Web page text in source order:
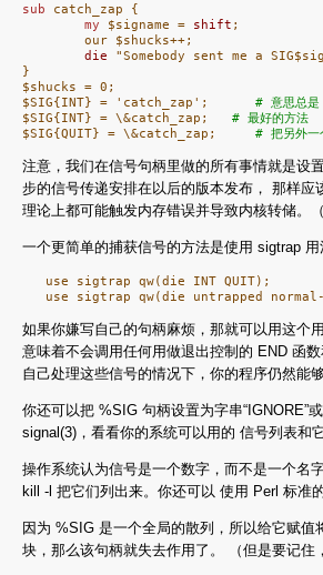
sub catch_zap {
my $signame = shift ;
        our $shucks++;
die "Somebody sent me a
}
$shucks = 0;
$SIG{INT} = 'catch_zap'; # 意思总
$SIG{INT} = \&catch_zap; # 最好的方法
$SIG{QUIT} = \&catch_zap; # 把另外一
注意，我们在信号句柄里做的所有事情就是设
步的信号传递安排在以后的版本发布， 那样
理论上都可能触发内存错误并导致内核转储。
一个更简单的捕获信号的方法是使用 sigtrap 用
   use sigtrap qw(die INT QUIT);
如果你嫌写自己的句柄麻烦，那就可以用这个
意味着不会调用任何用做退出控制的 END 函
自己处理这些信号的情况下，你的程序仍然能
你还可以把 %SIG 句柄设置为字串“IGNORE”
signal(3)，看看你的系统可以用的 信号列表和
操作系统认为信号是一个数字，而不是一个名
kill -l 把它们列出来。你还可以 使用 Perl 标准
因为 %SIG 是一个全局的散列，所以给它赋
块，那么该句柄就失去作用了。 （但是要记住